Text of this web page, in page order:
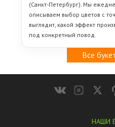
(Санкт-Петербург). Мы
описываем выбор цветов с
выглядит, какой эффект
под конкретный повод.
Все
НАШИ